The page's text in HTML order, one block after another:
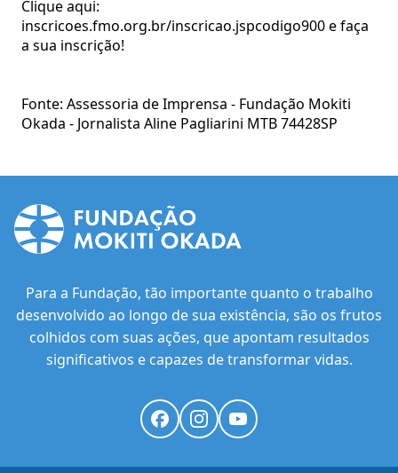
Clique aqui:
inscricoes.fmo.org.br/inscricao.jspcodigo900e faça
a sua inscrição!
Fonte: Assessoria de Imprensa - Fundação Mokiti
Okada - Jornalista Aline Pagliarini MTB 74428SP
Para a Fundação, tão importante quanto o trabalho
desenvolvido ao longo de sua existência, são os frutos
colhidos com suas ações, que apontam resultados
significativos e capazes de transformar vidas.